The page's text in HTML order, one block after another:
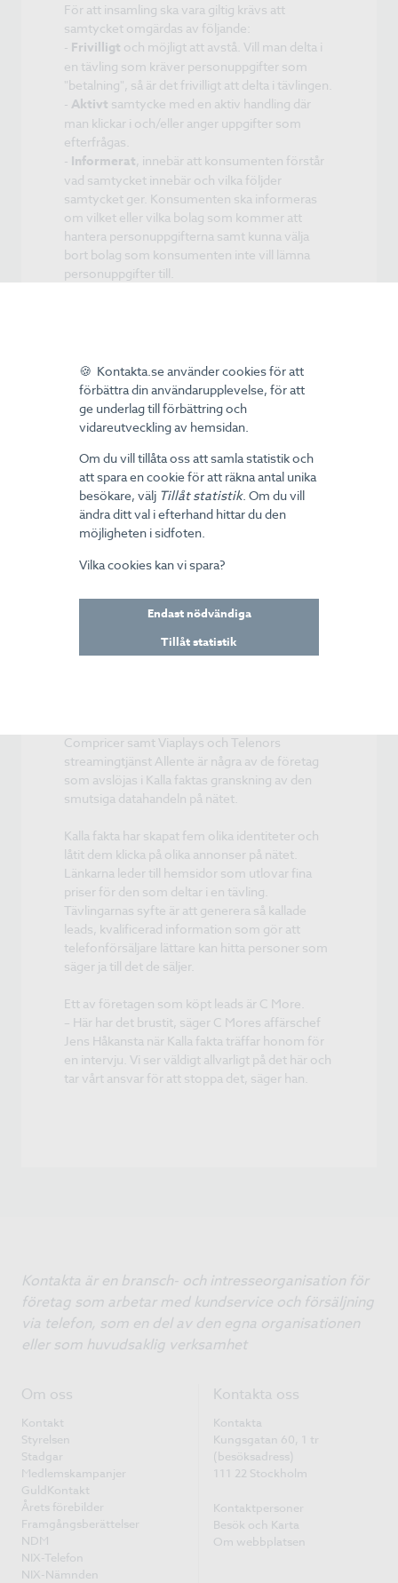
För att insamling ska vara giltig krävs att
samtycket omgärdas av följande:
- Frivilligt och möjligt att avstå. Vill man delta i
en tävling som kräver personuppgifter som
"betalning", så är det frivilligt att delta i tävlingen.
- Aktivt samtycke med en aktiv handling där
man klickar i och/eller anger uppgifter som
efterfrågas.
- Informerat , innebär att konsumenten förstår
vad samtycket innebär och vilka följder
samtycket ger. Konsumenten ska informeras
om vilket eller vilka bolag som kommer att
hantera personuppgifterna samt kunna välja
bort bolag som konsumenten inte vill lämna
personuppgifter till.
följer att tävlingar måste omfatta information
om hur konsument återkallar sitt samtycke.
NIX-Nämnden anger i vägledande uttalande att
ett samtycke ska kunna återkallas lika lätt som
aktiviteter.
Reportage från TV4s Kalla Fakta:
Storbolag köper personuppgifter kopplade till
misstänkta bedrägerier
på nätet, se inslag på TV4.
personuppgifter som samlats in med hjälp av
Compricer samt Viaplays och Telenors
streamingtjänst Allente är några av de företag
som avslöjas i Kalla faktas granskning av den
smutsiga datahandeln på nätet.
Kalla fakta har skapat fem olika identiteter och
låtit dem klicka på olika annonser på nätet.
Länkarna leder till hemsidor som utlovar fina
priser för den som deltar i en tävling.
Tävlingarnas syfte är att generera så kallade
leads, kvalificerad information som gör att
telefonförsäljare lättare kan hitta personer som
säger ja till det de säljer.
Ett av företagen som köpt leads är C More.
– Här har det brustit, säger C Mores affärschef
Jens Håkansta när Kalla fakta träffar honom för
en intervju. Vi ser väldigt allvarligt på det här och
tar vårt ansvar för att stoppa det, säger han.
Kontakta är en bransch- och intresseorganisation för
företag som arbetar med kundservice och försäljning
via telefon, som en del av den egna organisationen
eller som huvudsaklig verksamhet
Om oss
Kontakt
Styrelsen
Stadgar
Medlemskampanjer
GuldKontakt
Årets förebilder
Framgångsberättelser
NDM
NIX-Telefon
NIX-Nämnden
Kontakta oss
Kontakta
Kungsgatan 60, 1 tr
(besöksadress)
111 22 Stockholm
Kontaktpersoner
Besök och Karta
Om webbplatsen
🍪 Kontakta.se använder cookies för att
förbättra din användarupplevelse, för att
ge underlag till förbättring och
vidareutveckling av hemsidan.
Om du vill tillåta oss att samla statistik och
att spara en cookie för att räkna antal unika
besökare, välj Tillåt statistik. Om du vill
ändra ditt val i efterhand hittar du den
möjligheten i sidfoten.
Vilka cookies kan vi spara?
Endast nödvändiga
Tillåt statistik